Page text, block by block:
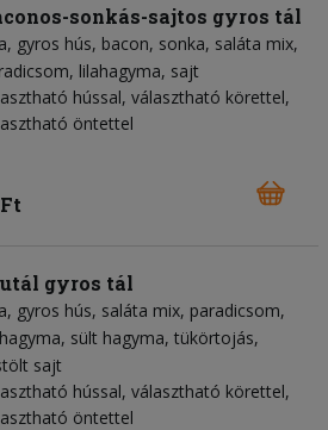
sonkás-sajtos gyros tál
gyros hús bacon sonka saláta mix
lilahagyma sajt
hússal, választható körettel,
öntettel
gyros tál
gyros hús saláta mix paradicsom
sült hagyma tükörtojás
sajt
hússal, választható körettel,
öntettel